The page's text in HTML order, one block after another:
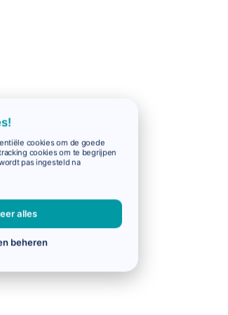
cookies om de goede
cookies om te begrijpen
pas ingesteld na
alles
beheren